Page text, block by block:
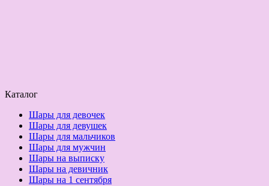
Каталог
Шары для девочек
Шары для девушек
Шары для мальчиков
Шары для мужчин
Шары на выписку
Шары на девичник
Шары на 1 сентября